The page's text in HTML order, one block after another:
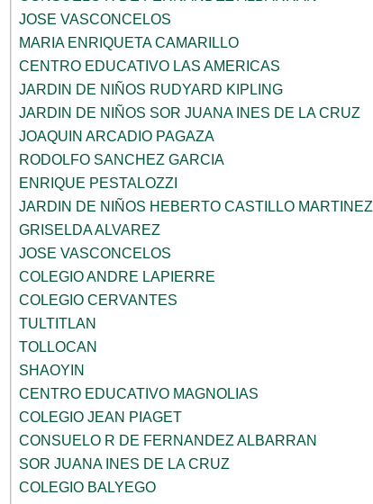
JOSE VASCONCELOS
MARIA ENRIQUETA CAMARILLO
CENTRO EDUCATIVO LAS AMERICAS
JARDIN DE NIÑOS RUDYARD KIPLING
JARDIN DE NIÑOS SOR JUANA INES DE LA CRUZ
JOAQUIN ARCADIO PAGAZA
RODOLFO SANCHEZ GARCIA
ENRIQUE PESTALOZZI
JARDIN DE NIÑOS HEBERTO CASTILLO MARTINEZ
GRISELDA ALVAREZ
JOSE VASCONCELOS
COLEGIO ANDRE LAPIERRE
COLEGIO CERVANTES
TULTITLAN
TOLLOCAN
SHAOYIN
CENTRO EDUCATIVO MAGNOLIAS
COLEGIO JEAN PIAGET
CONSUELO R DE FERNANDEZ ALBARRAN
SOR JUANA INES DE LA CRUZ
COLEGIO BALYEGO